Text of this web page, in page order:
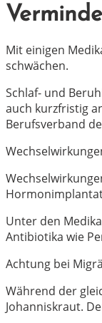
Mit einigen
schwächen.
Schlaf- und
auch kurzfristig
Berufsverband
Unter den
Antibiotika wie
Achtung bei
Während der
Johanniskraut.